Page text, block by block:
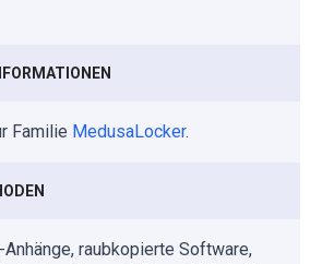
Familie MedusaLocker.
raubkopierte Software,